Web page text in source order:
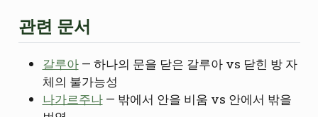
관련 문서
갈루아— 하나의 문을 닫은 갈루아 vs 닫힌 방 자
체의 불가능성
나가르주나— 밖에서 안을 비움 vs 안에서 밖을